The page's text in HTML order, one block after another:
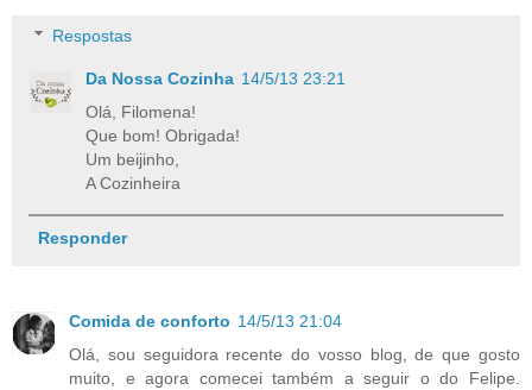
Respostas
Da Nossa Cozinha 14/5/13 23:21
Olá, Filomena!
Que bom! Obrigada!
Um beijinho,
A Cozinheira
Responder
Comida de conforto 14/5/13 21:04
Olá, sou seguidora recente do vosso blog, de que gosto
muito, e agora comecei também a seguir o do Felipe.